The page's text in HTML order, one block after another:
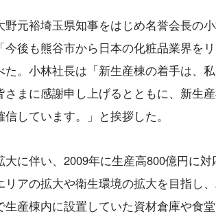
元裕埼玉県知事をはじめ名誉会長の
今後も熊谷市から日本の化粧品業界を
た。小林社長は「新生産棟の着手は、
さまに感謝申し上げるとともに、新生
しています。」と挨拶した。
に伴い、2009年に生産高800億円に
リアの拡大や衛生環境の拡大を目指し
生産棟内に設置していた資材倉庫や食